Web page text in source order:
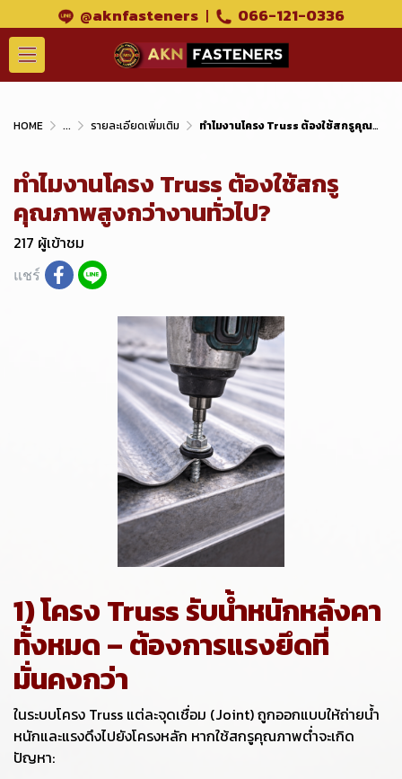
@aknfasteners | 066-121-0336
HOME ... รายละเอียดเพิ่มเติม ทำไมงานโครง Truss ต้องใช้สกรูคุณภาพสูงกว่างานทั่วไป?
ทำไมงานโครง Truss ต้องใช้สกรู
คุณภาพสูงกว่างานทั่วไป?
217 ผู้เข้าชม
แชร์
1) โครง Truss รับน้ำหนักหลังคา
ทั้งหมด – ต้องการแรงยึดที่
มั่นคงกว่า
ในระบบโครง Truss แต่ละจุดเชื่อม (Joint) ถูกออกแบบให้ถ่ายน้ำ
หนักและแรงดึงไปยังโครงหลัก หากใช้สกรูคุณภาพต่ำจะเกิด
ปัญหา: